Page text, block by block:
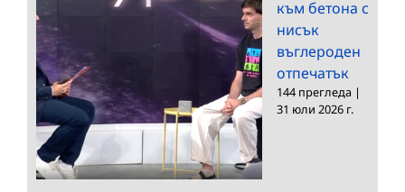
към бетона с
нисък
въглероден
отпечатък
144 прегледа |
31 юли 2026 г.